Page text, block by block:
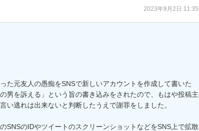
2023年9月2日 11:35
た元友人の愚痴をSNSで新しいアカウントを作成して書いた
男を訴える」という旨の書き込みをされたので、もはや投稿主
い逃れは出来ないと判断したうえで謝罪をしました。
SNSのIDやツイートのスクリーンショットなどをSNS上で拡散